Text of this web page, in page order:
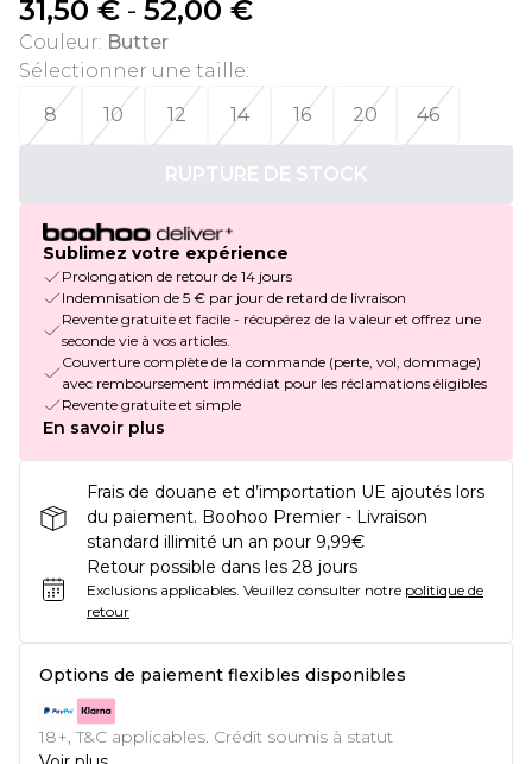
31,50 € - 52,00 €
Couleur: Butter
Sélectionner une taille:
8
10 12 14 16 20 46
RUPTURE DE STOCK
Sublimez votre expérience
Prolongation de retour de 14 jours
Indemnisation de 5 € par jour de retard de livraison
Revente gratuite et facile - récupérez de la valeur et offrez une
seconde vie à vos articles.
Couverture complète de la commande (perte, vol, dommage)
avec remboursement immédiat pour les réclamations éligibles
Revente gratuite et simple
En savoir plus
Frais de douane et d’importation UE ajoutés lors
du paiement. Boohoo Premier - Livraison
standard illimité un an pour 9,99€
Retour possible dans les 28 jours
Exclusions applicables. Veuillez consulter notre politique de
retour
Options de paiement flexibles disponibles
18+, T&C applicables. Crédit soumis à statut